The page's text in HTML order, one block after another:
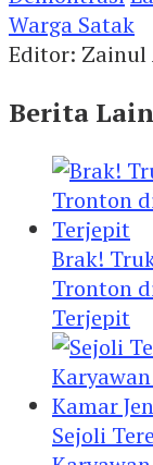
Warga Satak
Editor:
Berita
Brak!
Tronton
Terjepit
Sejoli